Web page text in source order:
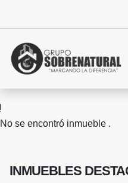
No se encontró inmueble .
INMUEBLES